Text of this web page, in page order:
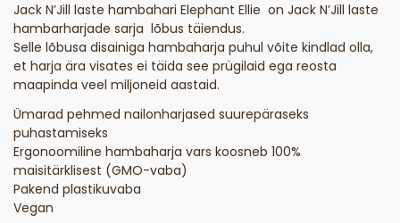
Jack N’Jill laste hambahari Elephant Ellie on Jack N’Jill laste
hambarharjade sarja lõbus täiendus.
Selle lõbusa disainiga hambaharja puhul võite kindlad olla,
et harja ära visates ei täida see prügilaid ega reosta
maapinda veel miljoneid aastaid.
Ümarad pehmed nailonharjased suurepäraseks
puhastamiseks
Ergonoomiline hambaharja vars koosneb 100%
maisitärklisest (GMO-vaba)
Pakend plastikuvaba
Vegan